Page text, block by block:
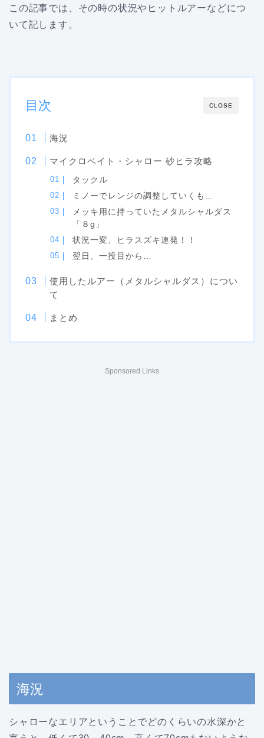
この記事では、その時の状況やヒットルアーなどにつ
いて記します。
CLOSE
目次
海況
マイクロベイト・シャロー 砂ヒラ攻略
タックル
ミノーでレンジの調整していくも…
メッキ用に持っていたメタルシャルダス
「８g」
状況一変、ヒラスズキ連発！！
翌日、一投目から…
使用したルアー（メタルシャルダス）につい
て
まとめ
Sponsored Links
海況
シャローなエリアということでどのくらいの水深かと